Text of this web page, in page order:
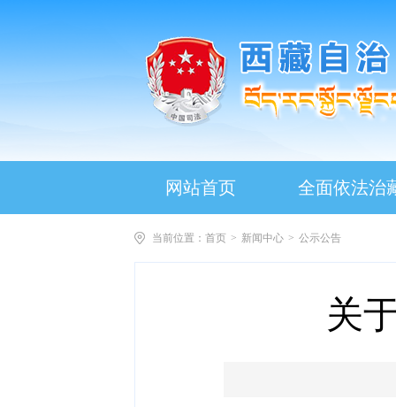
网站首页 全面依法治
当前位置： 首页 > 新闻中心 > 公示公告
关